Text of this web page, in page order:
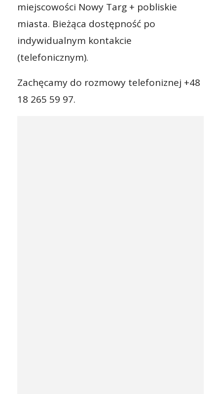
miejscowości Nowy Targ + pobliskie
miasta. Bieżąca dostępność po
indywidualnym kontakcie
(telefonicznym).
Zachęcamy do rozmowy telefoniznej +48
18 265 59 97.